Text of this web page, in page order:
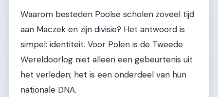
Waarom besteden Poolse scholen zoveel tijd
aan Maczek en zijn divisie? Het antwoord is
simpel: identiteit. Voor Polen is de Tweede
Wereldoorlog niet alleen een gebeurtenis uit
het verleden; het is een onderdeel van hun
nationale DNA.